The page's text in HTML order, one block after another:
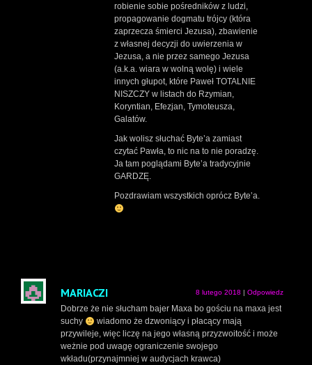
robienie sobie pośredników z ludzi,
propagowanie dogmatu trójcy (która
zaprzecza śmierci Jezusa), zbawienie
z własnej decyzji do uwierzenia w
Jezusa, a nie przez samego Jezusa
(a.k.a. wiara w wolną wolę) i wiele
innych głupot, które Paweł TOTALNIE
NISZCZY w listach do Rzymian,
Koryntian, Efezjan, Tymoteusza,
Galatów.
Jak wolisz słuchać Byte’a zamiast
czytać Pawła, to nic na to nie poradzę.
Ja tam poglądami Byte’a tradycyjnie
GARDZĘ.
Pozdrawiam wszystkich oprócz Byte’a.
MARIACZI 8 lutego 2018 Odpowiedz
Dobrze że nie słucham bajer Maxa bo gościu na maxa jest
suchy
wiadomo że dzwoniący i płacący mają
przywileje, więc liczę na jego własną przyzwoitość i może
weżnie pod uwagę ograniczenie swojego
wkładu(przynajmniej w audycjach krawca)